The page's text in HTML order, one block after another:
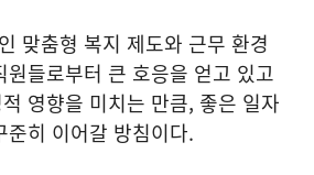
맞춤형 복지 제도와 근무 환경
들로부터 큰 호응을 얻고 있고
영향을 미치는 만큼, 좋은 일자
히 이어갈 방침이다.